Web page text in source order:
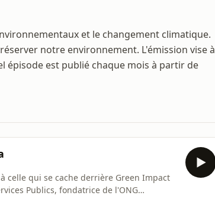
et le changement climatique.
notre environnement. L'émission vise à
est publié chaque mois à partir de
celle qui se cache derrière Green Impact
Publics, fondatrice de l'ONG